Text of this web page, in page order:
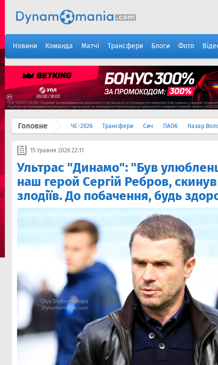
Новини Команда Матчі Трансфери Блоги Фото
Головне ЧС-2026 Трансфери Сич ПАОК Назар
15 травня 2026 22:11
Ультрас "Динамо": "Був
наш герой Сергій Ребров,
злодіїв. До побачення, будь